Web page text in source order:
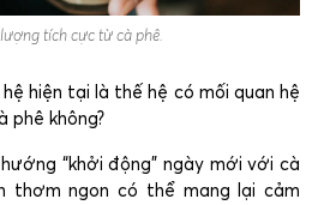
tích cực từ cà phê.
hiện tại là thế hệ có mối quan hệ
phê không?
“khởi động” ngày mới với cà
thơm ngon có thể mang lại cảm